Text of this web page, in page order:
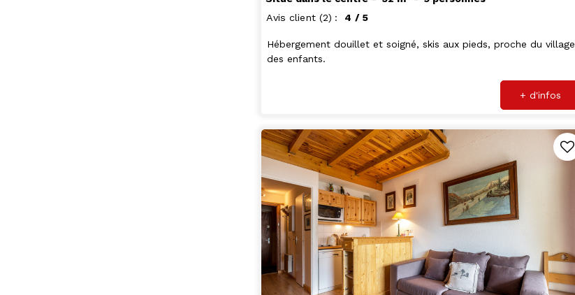
Avis client (2) 4 / 5
Hébergement douillet et soigné, skis aux pieds, proche du village
des enfants.
+ d'infos